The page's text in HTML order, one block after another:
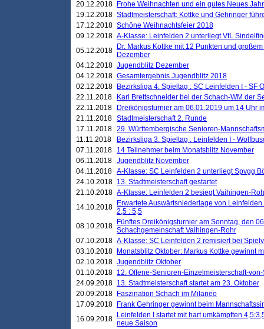
20.12.2018
Frohe Weihnachten und ein gutes Neues
19.12.2018 Stadtmeisterschaft: Kottke und Gehringer
17.12.2018 Schöne Weihnachtsfeier 2018
09.12.2018 A-Klasse: Leinfelden 2 unterliegt VfL
05.12.2018
Dr. Markus Kottke mit 12 Punkten und
Dezember
04.12.2018 Jugendblitz Dezember
04.12.2018 Gesamtergebnis Jugendblitz 2018
02.12.2018
Bezirksliga 4. Spieltag : SC Leinfelden I - SF
22.11.2018
Karl Brettschneider bei der Schach-WM der
22.11.2018
Dreikönigsturnier am 06.01.2019 um 14 Uhr
21.11.2018 Stadtmeisterschaft 2. Runde
17.11.2018 29. Württembergische Senioren-
11.11.2018
Bezirksliga 3. Spieltag : Leinfelden I -
07.11.2018
14 Teilnehmer beim Monatsblitz November
06.11.2018 Jugendblitz November
04.11.2018 A-Klasse: SC Leinfelden 2 unterliegt Spvgg
24.10.2018 13. Stadtmeisterschaft gestartet
21.10.2018 A-Klasse: Leinfelden 2 besiegt Vaihingen-
14.10.2018
Erwartete Auswärtsniederlage von
2,5 : 5,5
08.10.2018
Fünftes Dreikönigsturnier am Sonntag, den
Schachgemeinschaft Vaihingen-Rohr
07.10.2018 A-Klasse: SC Leinfelden 2 remisiert bei
03.10.2018
Monatsblitz Oktober: Markus Kottke gewinnt
02.10.2018 Jugendblitz Oktober
01.10.2018 12. Offene-Senioren-Einzelmeisterschaft-
24.09.2018 13. Stadtmeisterschaft startet am 23. Oktober
20.09.2018
Faszination Schach im Milaneo
17.09.2018
Frank Gehringer gewinnt beim
16.09.2018
Leinfelden I startet mit hart umkämpften
neue Saison